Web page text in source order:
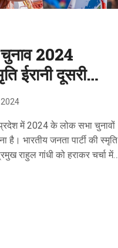
2024
ईरानी दूसरी
में
में 2024 के लोक सभा चुनावों
है। भारतीय जनता पार्टी की स्मृति
राहुल गांधी को हराकर चर्चा में
है। यह क्षेत्र अपने ऐतिहासिक
है।